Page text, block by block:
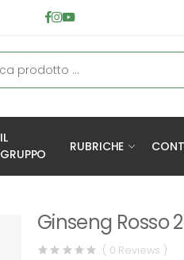
IL
GRUPPO
RUBRICHE
Ginseng Rosso
( 0 Reviews )